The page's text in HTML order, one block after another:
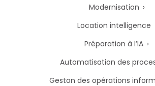
Modernisation
Location intelligence
Préparation à l’IA
Automatisation des
Geston des opérations